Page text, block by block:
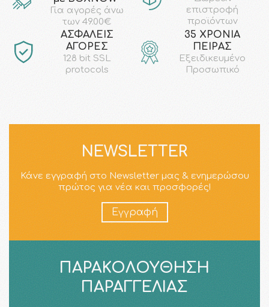
Για αγορές άνω
των 49.00€
επιστροφή
προϊόντων
AΣΦΑΛΕΙΣ
ΑΓΟΡΕΣ
128 bit SSL
protocols
35 ΧΡΟΝΙΑ
ΠΕΙΡΑΣ
Εξειδικευμένο
Προσωπικό
NEWSLETTER
Κάνε εγγραφή στο Newsletter μας & ενημερώσου
πρώτος για νέα και προσφορές!
Εγγραφή
ΠΑΡΑΚΟΛΟΎΘΗΣΗ
ΠΑΡΑΓΓΕΛΊΑΣ